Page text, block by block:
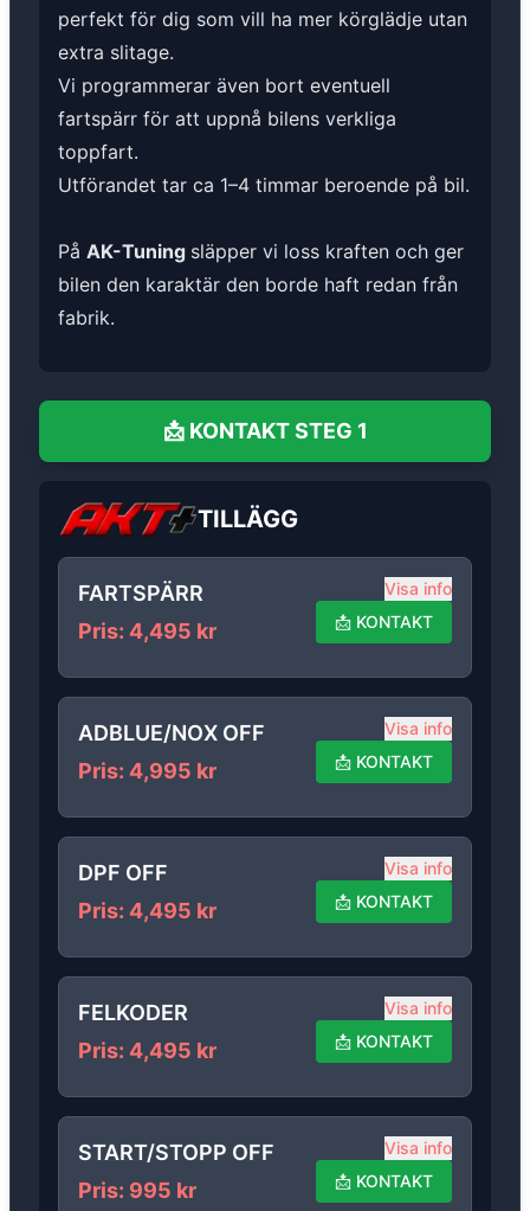
perfekt för dig som vill ha mer körglädje utan
extra slitage.
Vi programmerar även bort eventuell
fartspärr för att uppnå bilens verkliga
toppfart.
Utförandet tar ca 1–4 timmar beroende på bil.
På AK-Tuning släpper vi loss kraften och ger
bilen den karaktär den borde haft redan från
fabrik.
📩 KONTAKT STEG 1
TILLÄGG
FARTSPÄRR
Pris: 4,495 kr
Visa info
📩 KONTAKT
ADBLUE/NOX OFF
Pris: 4,995 kr
Visa info
📩 KONTAKT
DPF OFF
Pris: 4,495 kr
Visa info
📩 KONTAKT
FELKODER
Pris: 4,495 kr
Visa info
📩 KONTAKT
START/STOPP OFF
Pris: 995 kr
Visa info
📩 KONTAKT